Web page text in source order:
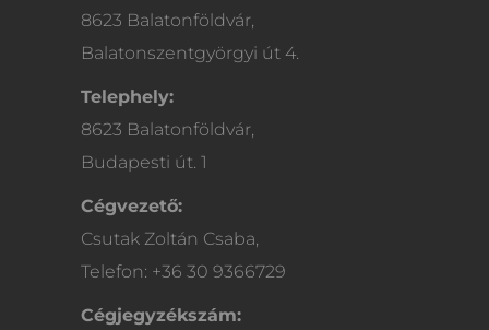
8623 Balatonföldvár,
Balatonszentgyörgyi út 4.
Telephely:
8623 Balatonföldvár,
Budapesti út. 1
Cégvezető:
Csutak Zoltán Csaba,
Telefon: +36 30 9366729
Cégjegyzékszám: